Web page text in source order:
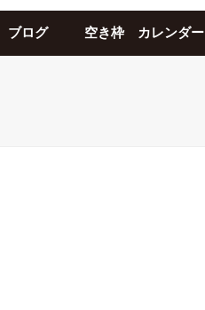
ブログ 空き枠 カレンダー